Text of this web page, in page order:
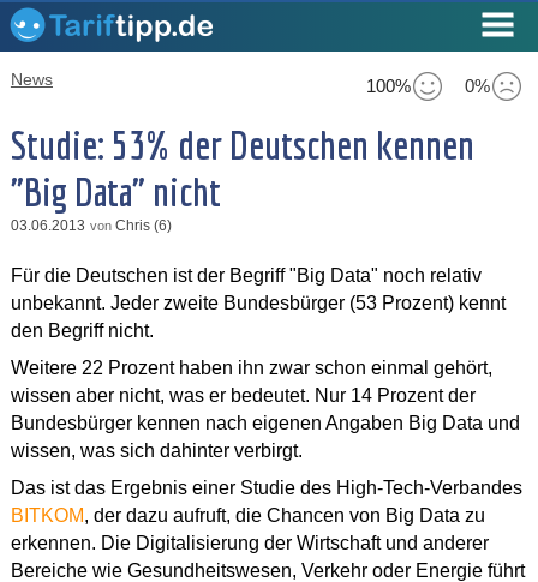
100% 0%
News
Studie: 53% der Deutschen kennen
"Big Data" nicht
03.06.2013 von Chris (6)
Für die Deutschen ist der Begriff "Big Data" noch relativ
unbekannt. Jeder zweite Bundesbürger (53 Prozent) kennt
den Begriff nicht.
Weitere 22 Prozent haben ihn zwar schon einmal gehört,
wissen aber nicht, was er bedeutet. Nur 14 Prozent der
Bundesbürger kennen nach eigenen Angaben Big Data und
wissen, was sich dahinter verbirgt.
Das ist das Ergebnis einer Studie des High-Tech-Verbandes
BITKOM, der dazu aufruft, die Chancen von Big Data zu
erkennen. Die Digitalisierung der Wirtschaft und anderer
Bereiche wie Gesundheitswesen, Verkehr oder Energie führt